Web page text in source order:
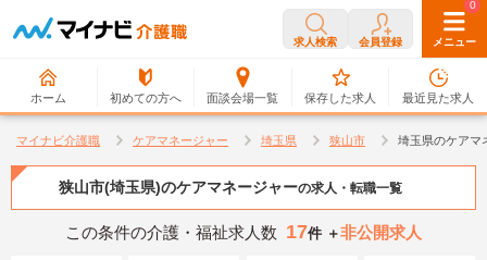
求人検索 会員登録 メニュー
ホーム 初めての方へ 面談会場一覧
0
保存した求人
0
最近見た求人
マイナビ介護職 ケアマネージャー 埼玉県 狭山市 埼玉県のケアマ
狭山市(埼玉県)のケアマネージャーの求人・転職一覧
この条件の介護・福祉求人数 17件 ＋非公開求人